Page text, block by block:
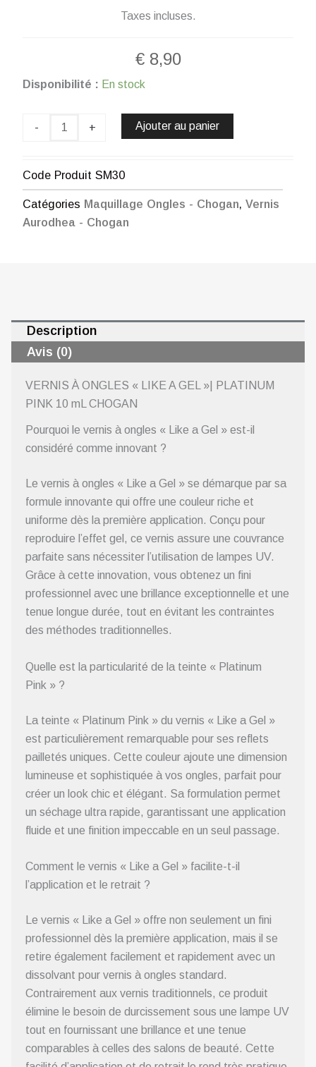
Taxes incluses.
€8,90
Disponibilité : En stock
-
quantité
A
»|
PLATINUM
+ Ajouter au panier
Code Produit SM30
Catégories Maquillage Ongles - Chogan, Vernis
Aurodhea - Chogan
Description
Avis (0)
VERNIS À ONGLES « LIKE A GEL »| PLATINUM
PINK 10 mL CHOGAN
Pourquoi le vernis à ongles « Like a Gel » est-il
considéré comme innovant ?
Le vernis à ongles « Like a Gel » se démarque par sa
formule innovante qui offre une couleur riche et
uniforme dès la première application. Conçu pour
reproduire l’effet gel, ce vernis assure une couvrance
parfaite sans nécessiter l’utilisation de lampes UV.
Grâce à cette innovation, vous obtenez un fini
professionnel avec une brillance exceptionnelle et une
tenue longue durée, tout en évitant les contraintes
des méthodes traditionnelles.
Quelle est la particularité de la teinte « Platinum
Pink » ?
La teinte « Platinum Pink » du vernis « Like a Gel »
est particulièrement remarquable pour ses reflets
pailletés uniques. Cette couleur ajoute une dimension
lumineuse et sophistiquée à vos ongles, parfait pour
créer un look chic et élégant. Sa formulation permet
un séchage ultra rapide, garantissant une application
fluide et une finition impeccable en un seul passage.
Comment le vernis « Like a Gel » facilite-t-il
l’application et le retrait ?
Le vernis « Like a Gel » offre non seulement un fini
professionnel dès la première application, mais il se
retire également facilement et rapidement avec un
dissolvant pour vernis à ongles standard.
Contrairement aux vernis traditionnels, ce produit
élimine le besoin de durcissement sous une lampe UV
tout en fournissant une brillance et une tenue
comparables à celles des salons de beauté. Cette